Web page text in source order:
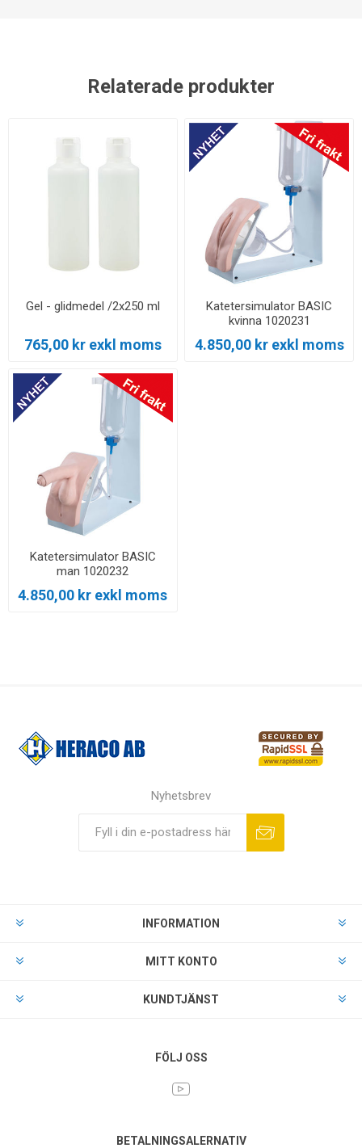
Relaterade produkter
Gel - glidmedel /2x250 ml
765,00 kr exkl moms
Katetersimulator BASIC
kvinna 1020231
4.850,00 kr exkl moms
Katetersimulator BASIC
man 1020232
4.850,00 kr exkl moms
Nyhetsbrev
INFORMATION
MITT KONTO
KUNDTJÄNST
FÖLJ OSS
BETALNINGSALERNATIV